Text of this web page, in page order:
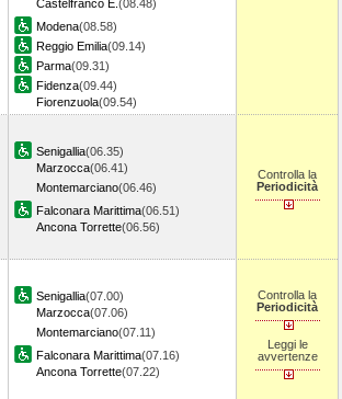
Castelfranco E. (08.48)
Modena(08.58)
Reggio Emilia(09.14)
Parma(09.31)
Fidenza(09.44)
Fiorenzuola(09.54)
Senigallia(06.35)
Marzocca(06.41)
Montemarciano(06.46)
Falconara Marittima(06.51)
Ancona Torrette(06.56)
Controlla la
Periodicità
Senigallia(07.00)
Marzocca(07.06)
Montemarciano(07.11)
Falconara Marittima(07.16)
Ancona Torrette(07.22)
Controlla la
Periodicità
Leggi le
avvertenze